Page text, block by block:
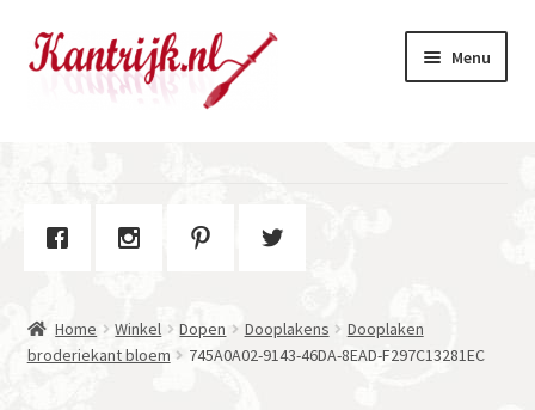
Ga
door
Ga
naar
Menu
Contact
Home Winkel Dopen Dooplakens
Dooplaken
broderiekant bloem
745A0A02-9143-46DA-8EAD-F297C13281EC